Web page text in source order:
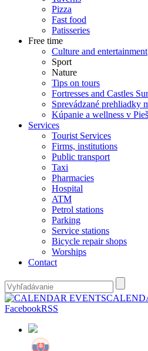
Pizza
Fast food
Patisseries
Free time
Culture and entertainment
Sport
Nature
Tips on tours
Fortresses and Castles
Sprevádzané prehliadky
Kúpanie a wellness v
Services
Tourist Services
Firms, institutions
Public transport
Taxi
Pharmacies
Hospital
ATM
Petrol stations
Parking
Service stations
Bicycle repair shops
Worships
Contact
FacebookRSS